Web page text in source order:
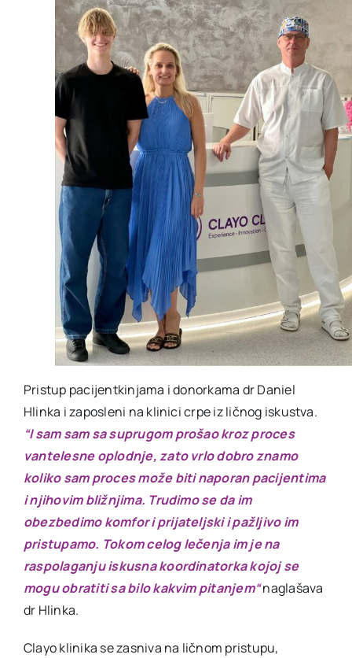
Pristup pacijentkinjama i donorkama dr Daniel
Hlinka i zaposleni na klinici crpe iz ličnog iskustva.
“I sam sam sa suprugom prošao kroz proces
vantelesne oplodnje, zato vrlo dobro znamo
koliko sam proces može biti naporan pacijentima
i njihovim bližnjima. Trudimo se da im
obezbedimo komfor i prijateljski i pažljivo im
pristupamo. Tokom celog lečenja im je na
raspolaganju iskusna koordinatorka kojoj se
mogu obratiti sa bilo kakvim pitanjem“naglašava
dr Hlinka.
Clayo klinika se zasniva na ličnom pristupu,